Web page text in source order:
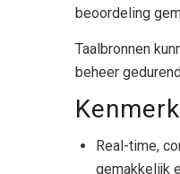
beoordeling
Taalbronnen
beheer
Real-time,
gemakkelijk